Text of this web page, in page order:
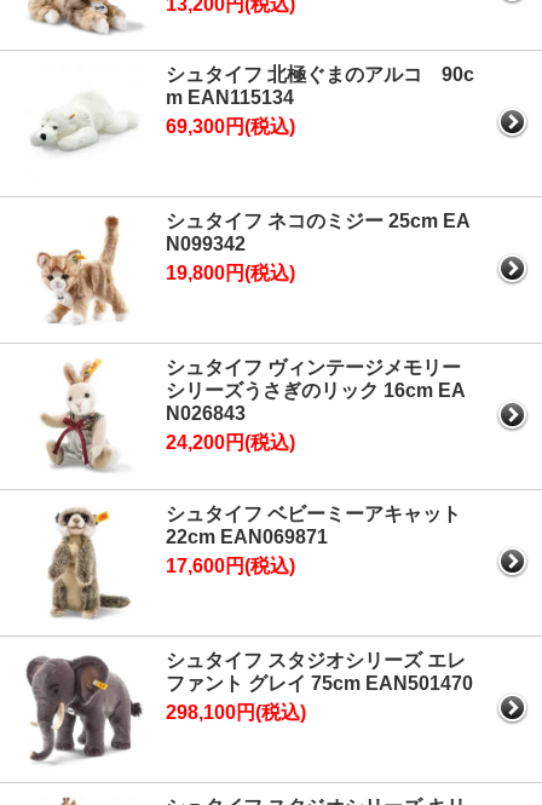
13,200円(税込)
シュタイフ 北極ぐまのアルコ 90c
m EAN115134
69,300円(税込)
シュタイフ ネコのミジー 25cm EA
N099342
19,800円(税込)
シュタイフ ヴィンテージメモリー
シリーズうさぎのリック 16cm EA
N026843
24,200円(税込)
シュタイフ ベビーミーアキャット
22cm EAN069871
17,600円(税込)
シュタイフ スタジオシリーズ エレ
ファント グレイ 75cm EAN501470
298,100円(税込)